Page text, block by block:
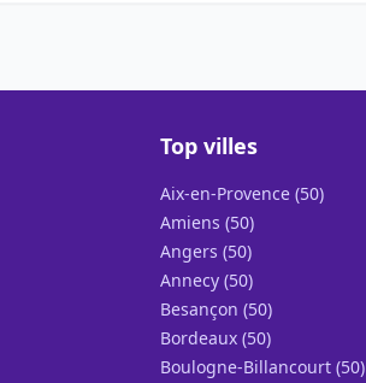
Top villes
Aix-en-Provence (50)
Amiens (50)
Angers (50)
Annecy (50)
Besançon (50)
Bordeaux (50)
Boulogne-Billancourt (50)